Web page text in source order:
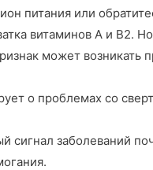
питания или
витаминов А и В2.
может возникать
о проблемах со
сигнал заболеваний